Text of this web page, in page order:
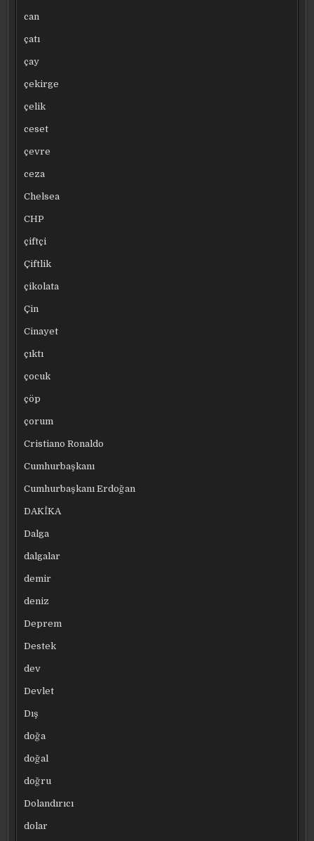
can
çatı
çay
çekirge
çelik
ceset
çevre
ceza
Chelsea
CHP
çiftçi
Çiftlik
çikolata
Çin
Cinayet
çıktı
çocuk
çöp
çorum
Cristiano Ronaldo
Cumhurbaşkanı
Cumhurbaşkanı Erdoğan
DAKİKA
Dalga
dalgalar
demir
deniz
Deprem
Destek
dev
Devlet
Dış
doğa
doğal
doğru
Dolandırıcı
dolar